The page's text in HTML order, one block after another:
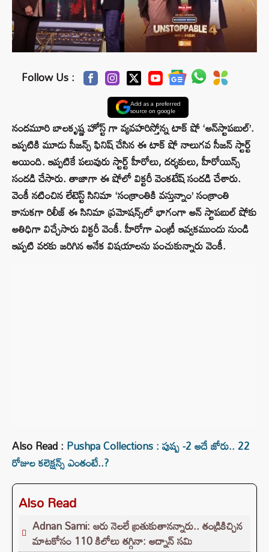
Follow Us :
Add as a preferred
source on google
నందమూరి బాలకృష్ణ హోస్ట్ గా వ్యవహరిస్తోన్న టాక్‌ షో ‘అన్‌స్టాపబుల్‌’.
ఇప్పటికి మూడు సీజన్స్ ఫినిష్ చేసిన ఈ టాక్ షో నాలుగవ సీజన్ స్టార్ట్
అయింది. ఇప్పటికే పలువురు స్టార్ట్ హీరోలు, దర్శకులు, హీరోయిన్స్
సందడి చేసారు. తాజాగా ఈ షోలో విక్టరీ వెంకటేష్ సందడి చేశారు.
వెంకీ నటించిన లేటెస్ట్ సినిమా ‘సంక్రాంతికి వస్తున్నాం’ సంక్రాంతి
కానుకగా రిలీజ్ ఈ సినిమా ప్రమోషన్స్‌లో భాగంగా అన్ స్టాపబుల్ షోకు
అతిధిగా విచ్చేసారు విక్టరీ వెంకీ. హీరోగా ఎంట్రీ ఇవ్వకముందు నుండి
ఇప్పటి వరకు జరిగిన అనేక విషయాలను పంచుకున్నారు వెంకీ.
Also Read : Pushpa Collections : పుష్ప -2 అదే జోరు.. 22
రోజుల కలెక్షన్స్ ఎంతంటే..?
Also Read
Adnan Sami: ఆరు నెలలే బ్రతుకుతానన్నారు.. తండ్రికిచ్చిన
మాటకోసం 110 కిలోలు తగ్గినా: అద్నాన్ సమి